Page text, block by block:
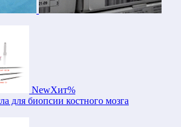
NewХит%
для биопсии костного мозга